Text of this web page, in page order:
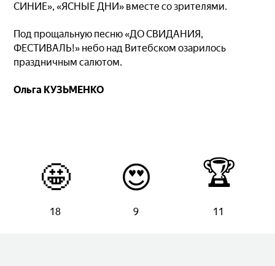
СИНИЕ», «ЯСНЫЕ ДНИ» вместе со зрителями.
Под прощальную песню «ДО СВИДАНИЯ,
ФЕСТИВАЛЬ!» небо над Витебском озарилось
праздничным салютом.
Ольга КУЗЬМЕНКО
🤩
18
😍
9
🏆
11